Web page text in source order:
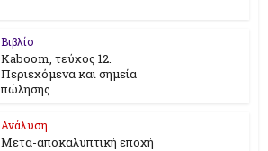
Βιβλίο
Kaboom, τεύχος 12.
Περιεχόμενα και σημεία
πώλησης
Ανάλυση
Μετα-αποκαλυπτική εποχή